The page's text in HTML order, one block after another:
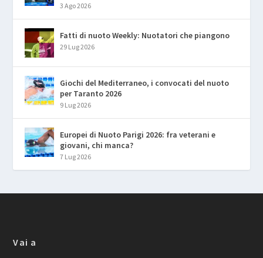
3 Ago 2026
Fatti di nuoto Weekly: Nuotatori che piangono
29 Lug 2026
Giochi del Mediterraneo, i convocati del nuoto
per Taranto 2026
9 Lug 2026
Europei di Nuoto Parigi 2026: fra veterani e
giovani, chi manca?
7 Lug 2026
Vai a